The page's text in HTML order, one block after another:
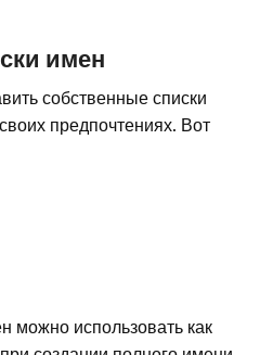
имен
собственные списки
предпочтениях. Вот
можно использовать как